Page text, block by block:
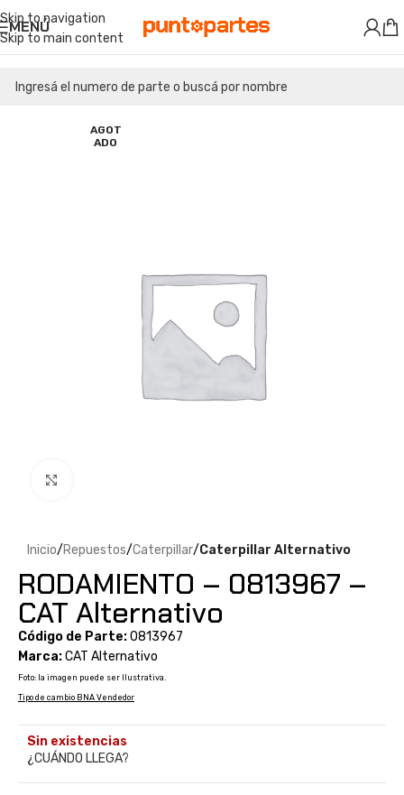
Skip to navigation
Skip to main content
MENÚ
AGOT
ADO
Inicio Repuestos Caterpillar Caterpillar Alternativo
RODAMIENTO – 0813967 –
CAT Alternativo
Código de Parte:0813967
Marca:CAT Alternativo
Foto: la imagen puede ser Ilustrativa.
Tipo de cambio BNA Vendedor
Sin existencias
¿CUÁNDO LLEGA?